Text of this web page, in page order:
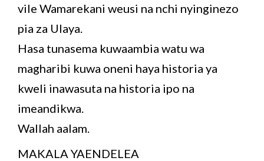
vile Wamarekani weusi na nchi nyinginezo
pia za Ulaya.
Hasa tunasema kuwaambia watu wa
magharibi kuwa oneni haya historia ya
kweli inawasuta na historia ipo na
imeandikwa.
Wallah aalam.
MAKALA YAENDELEA